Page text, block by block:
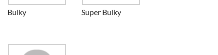
Bulky Super Bulky